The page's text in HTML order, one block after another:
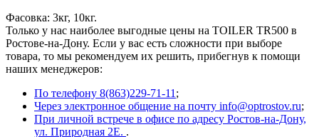
Фасовка: 3кг, 10кг.
Только у нас наиболее выгодные цены на TOILER TR500 в
Ростове-на-Дону. Если у вас есть сложности при выборе
товара, то мы рекомендуем их решить, прибегнув к помощи
наших менеджеров:
По телефону 8(863)229-71-11 ;
Через электронное общение на почту info@optrostov.ru;
При личной встрече в офисе по адресу Ростов-на-Дону,
ул. Природная 2Е. .